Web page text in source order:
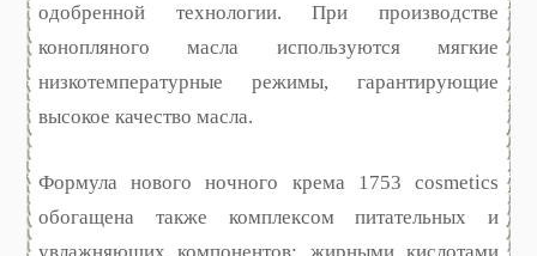
одобренной технологии. При производстве
конопляного масла используются мягкие
низкотемпературные режимы, гарантирующие
высокое качество масла.
Формула нового ночного крема 1753 cosmetics
обогащена также комплексом питательных и
увлажняющих компонентов: жирными кислотами